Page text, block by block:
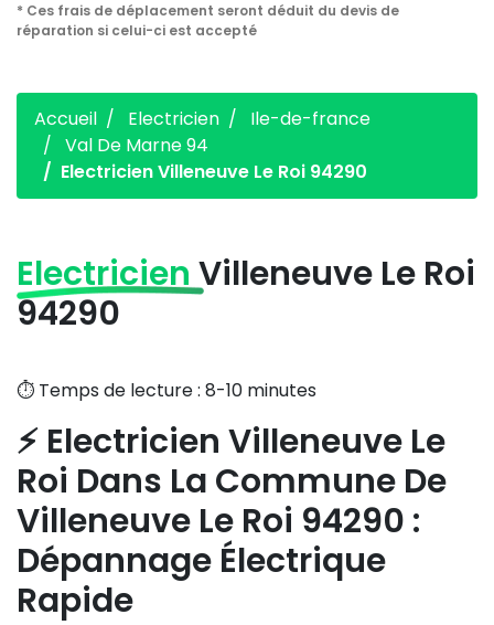
* Ces frais de déplacement seront déduit du devis de
réparation si celui-ci est accepté
Accueil Electricien
Ile-de-france
Val De Marne 94
Electricien Villeneuve Le Roi 94290
Electricien Villeneuve Le Roi
94290
⏱️ Temps de lecture : 8-10 minutes
⚡ Electricien Villeneuve Le
Roi Dans La Commune De
Villeneuve Le Roi 94290 :
Dépannage Électrique
Rapide